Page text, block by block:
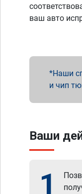
ваш авто
Наши
и чип
Ваши
1